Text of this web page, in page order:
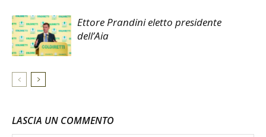
Ettore Prandini eletto presidente
dell’Aia
LASCIA UN COMMENTO